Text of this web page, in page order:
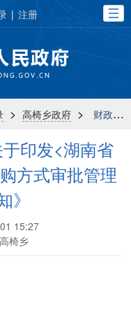
| 注册
> 高椅乡政府 > 财政信息
印发<湖南省
方式审批管理
》
15:27
椅乡